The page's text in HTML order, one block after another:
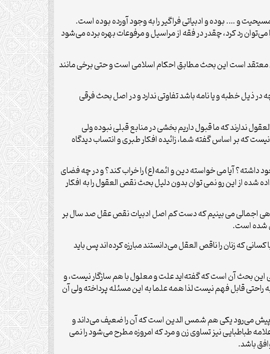
و …. بوده و ادبیاتی فراگیر را به وجود آورده بوده است.
رد کرد، چقدر در فقه از مراسیل و مرفوعات بهره برده می‌شود
معتقد است این بحث مطابق احکام اسلامی است و حتی برخی مانند
ذیل خطبه و یا نامه باشد تفاوتی ندارد و در اصل بحث فرقی
ندارند که ما قبول داریم بخشی در منابع قبلی نبوده ولی
که بر اساس گفته شما، زائیده افکار طبری و انتساب دیدگاه
داشته؟ آیا می خواسته دین و ائمه(ع) را خراب کند؟ و در چه فضای
از این رو نمی توان بدون دلیل بحث نقص العقول را به افکار
اجمالی می بینیم که دست کم اصل ادبیات نقص عقل صد سال بر
شده است.
که زنان را ناقص العقل می‌دانستند مبارزه کرده‌اند پس باید
این بحث آن است که گفته‌اید علت و معلول با هم سازگار نیست، و
قابل فهم نیست لذا همه علما به این مسئله پرداخته ولی آن
می‌رود یکی هم شمس الدین است که آن را ضعیف می‌داند و
طباطبایی نیز تساوی زن و مرد که امروزه مطرح می‌شود را نمی
باشد.